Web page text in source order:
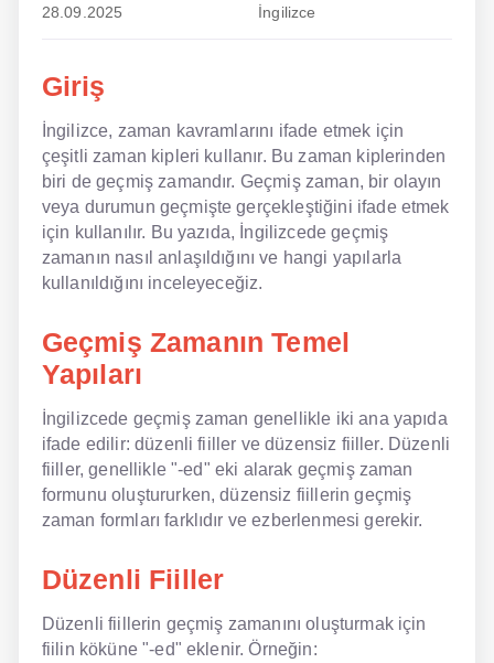
En Kolay İngilizce
Hipnozla İngilizce
Hızlı İngilizce
İngilizce Kursu Yorum
İngilizce Kursu
NLP İngilizce
Offline İngilizce
Online İngilizce
Sözlük
Tavsiyeler
Gizlilik Politikası
Bize Ulaşın
28.09.2025
İngilizce
Giriş
İngilizce, zaman kavramlarını ifade etmek için
çeşitli zaman kipleri kullanır. Bu zaman kiplerinden
biri de geçmiş zamandır. Geçmiş zaman, bir olayın
veya durumun geçmişte gerçekleştiğini ifade etmek
için kullanılır. Bu yazıda, İngilizcede geçmiş
zamanın nasıl anlaşıldığını ve hangi yapılarla
kullanıldığını inceleyeceğiz.
Geçmiş Zamanın Temel
Yapıları
İngilizcede geçmiş zaman genellikle iki ana yapıda
ifade edilir: düzenli fiiller ve düzensiz fiiller. Düzenli
fiiller, genellikle "-ed" eki alarak geçmiş zaman
formunu oluştururken, düzensiz fiillerin geçmiş
zaman formları farklıdır ve ezberlenmesi gerekir.
Düzenli Fiiller
Düzenli fiillerin geçmiş zamanını oluşturmak için
fiilin köküne "-ed" eklenir. Örneğin: